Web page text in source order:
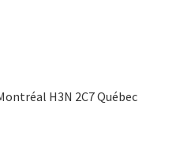
H3N 2C7 Québec